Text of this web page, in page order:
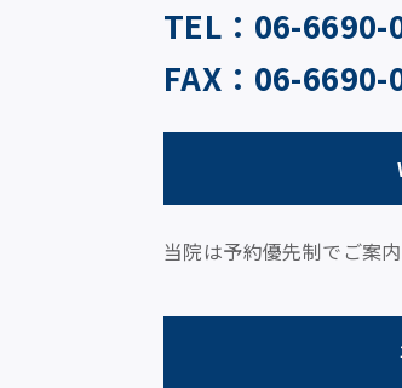
TEL：06-6690-
FAX：06-6690-
当院は予約優先制でご案内